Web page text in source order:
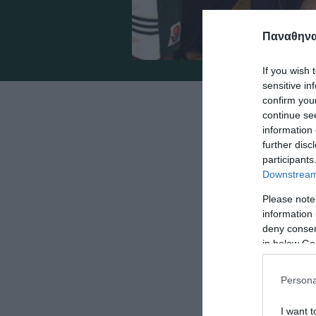
If you wish
sensitive
confirm
continue
information
further
Please
information
deny
in below
I want
μνήμη
δεν
Μάλιστα η